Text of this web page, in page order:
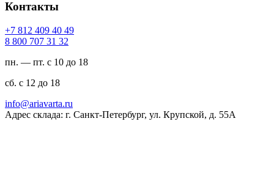
Контакты
94 04 904 218 7+
23 13 707 008 8
пн. — пт. с 10 до 18
сб. с 12 до 18
ur.atravaira@ofni
Адрес склада: г. Санкт-Петербург, ул. Крупской, д. 55А